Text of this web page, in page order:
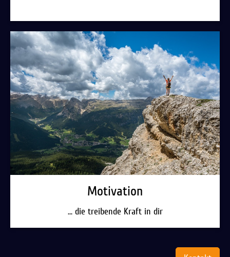
Motivation
... die treibende Kraft in dir